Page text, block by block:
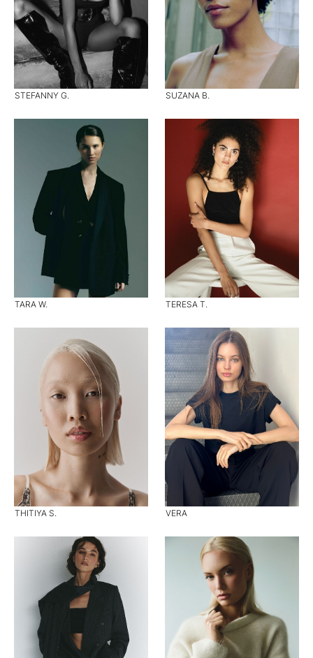
STEFANNY G. SUZANA B.
TARA W. TERESA T.
THITIYA S. VERA